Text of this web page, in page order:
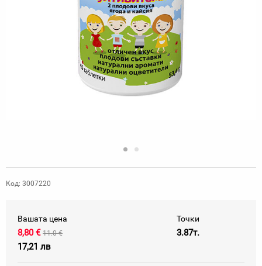
Код: 3007220
Вашата цена
8,80 € 11.0 €
17,21 лв
Точки
3.87т.